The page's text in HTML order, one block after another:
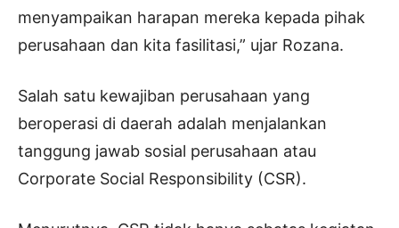
menyampaikan harapan mereka kepada pihak
perusahaan dan kita fasilitasi,” ujar Rozana.
Salah satu kewajiban perusahaan yang
beroperasi di daerah adalah menjalankan
tanggung jawab sosial perusahaan atau
Corporate Social Responsibility (CSR).